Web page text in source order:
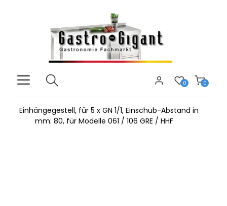
0
0
Einhängegestell, für 5 x GN 1/1, Einschub-Abstand in
mm: 80, für Modelle 061 / 106 GRE / HHF